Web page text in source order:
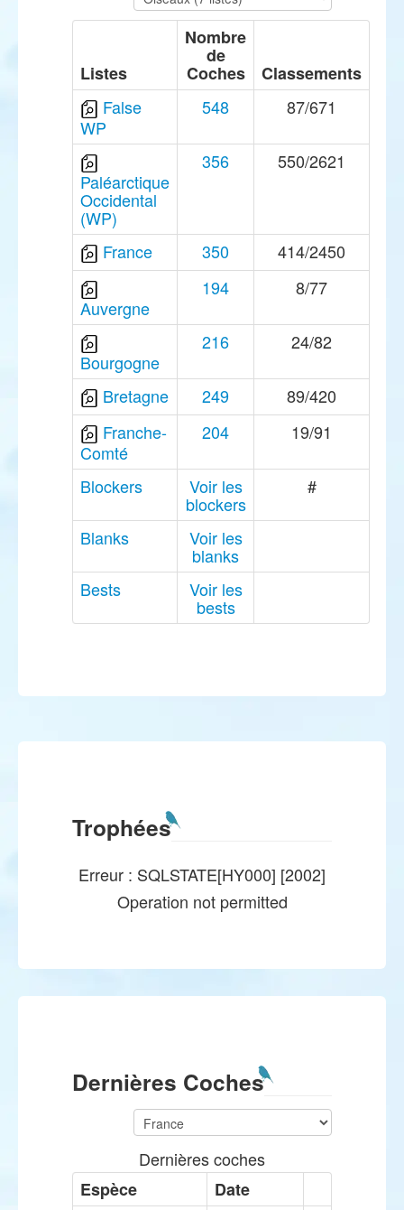
Listes
Nombre
de
Coches
Classements
False
WP
548 87/671
Paléarctique
Occidental
(WP)
356 550/2621
France 350 414/2450
Auvergne
194 8/77
Bourgogne
216 24/82
Bretagne 249
89/420
Franche-
Comté
204 19/91
Blockers Voir les
blockers
#
Blanks Voir les
blanks
Bests
Voir les
bests
Trophées
Erreur : SQLSTATE[HY000] [2002]
Operation not permitted
Dernières Coches
Dernières coches
Espèce
Date